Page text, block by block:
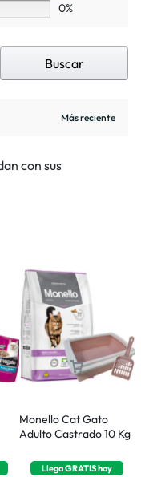
0%
Buscar
con sus
Monello Cat Gato
Adulto Castrado 10 Kg
LlegaGRATIShoy